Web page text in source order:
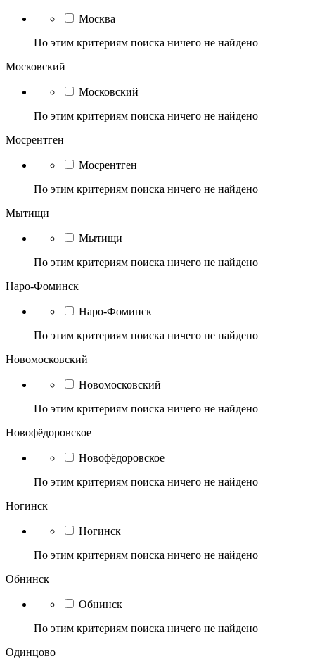
Москва
По этим критериям поиска ничего не найдено
Московский
Московский
По этим критериям поиска ничего не найдено
Мосрентген
Мосрентген
По этим критериям поиска ничего не найдено
Мытищи
Мытищи
По этим критериям поиска ничего не найдено
Наро-Фоминск
Наро-Фоминск
По этим критериям поиска ничего не найдено
Новомосковский
Новомосковский
По этим критериям поиска ничего не найдено
Новофёдоровское
Новофёдоровское
По этим критериям поиска ничего не найдено
Ногинск
Ногинск
По этим критериям поиска ничего не найдено
Обнинск
Обнинск
По этим критериям поиска ничего не найдено
Одинцово